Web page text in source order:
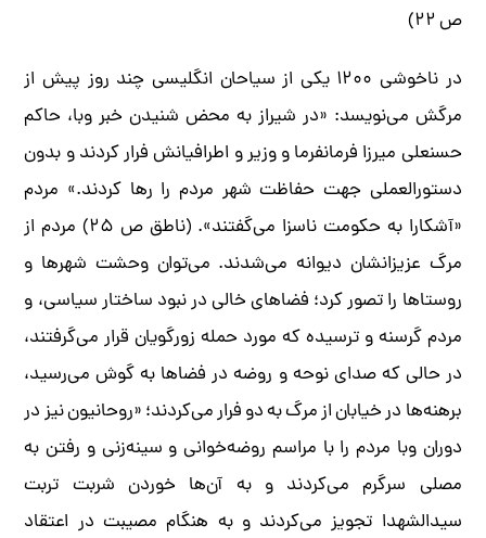
ص ۲۲)
در ناخوشی ۱۲۰۰ یکی از سیاحان انگلیسی چند روز پیش از
مرگش می‌نویسد: «در شیراز به محض شنیدن خبر وبا، حاکم
حسنعلی میرزا فرمانفرما و وزیر و اطرافیانش فرار کردند و بدون
دستورالعملی جهت حفاظت شهر مردم را رها کردند.» مردم
«آشکارا به حکومت ناسزا می‌گفتند». (ناطق ص ۲۵) مردم از
مرگ عزیزانشان دیوانه می‌شدند. می‌توان وحشت شهرها و
روستاها را تصور کرد؛ فضاهای خالی در نبود ساختار سیاسی، و
مردم گرسنه و ترسیده که مورد حمله زورگویان قرار می‌گرفتند،
در حالی که صدای نوحه و روضه در فضاها به گوش می‌رسید،
برهنه‌ها در خیابان از مرگ به دو فرار می‌کردند؛ «روحانیون نیز در
دوران وبا مردم را با مراسم روضه‌خوانی و سینه‌زنی و رفتن به
مصلی سرگرم می‌کردند و به آن‌ها خوردن شربت تربت
سیدالشهدا تجویز می‌کردند و به هنگام مصیبت در اعتقاد